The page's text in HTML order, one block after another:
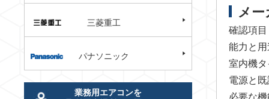
メー
確認項目
能力と用
室内機
電源と
必要な機
三菱重工
パナソニック
業務用エアコンを